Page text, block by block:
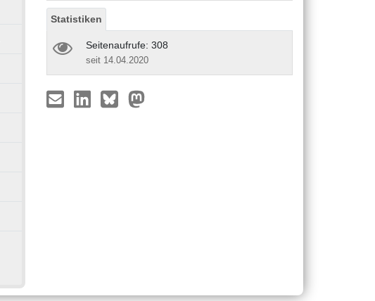
Statistiken
Seitenaufrufe: 308
seit 14.04.2020